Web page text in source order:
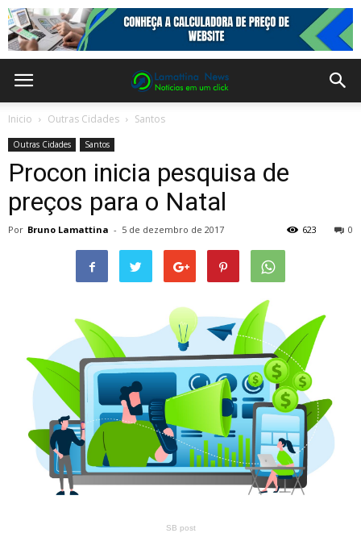
Inicio Outras Cidades Santos
Outras Cidades Santos
Procon inicia pesquisa de
preços para o Natal
Por Bruno Lamattina - 5 de dezembro de 2017 0
623
SB post